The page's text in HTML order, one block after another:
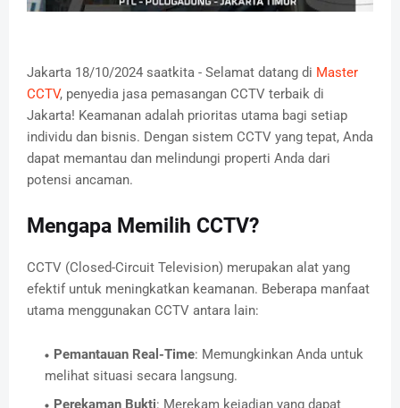
Jakarta 18/10/2024 saatkita - Selamat datang di Master
CCTV, penyedia jasa pemasangan CCTV terbaik di
Jakarta! Keamanan adalah prioritas utama bagi setiap
individu dan bisnis. Dengan sistem CCTV yang tepat, Anda
dapat memantau dan melindungi properti Anda dari
potensi ancaman.
Mengapa Memilih CCTV?
CCTV (Closed-Circuit Television) merupakan alat yang
efektif untuk meningkatkan keamanan. Beberapa manfaat
utama menggunakan CCTV antara lain:
Pemantauan Real-Time: Memungkinkan Anda untuk
melihat situasi secara langsung.
Perekaman Bukti: Merekam kejadian yang dapat